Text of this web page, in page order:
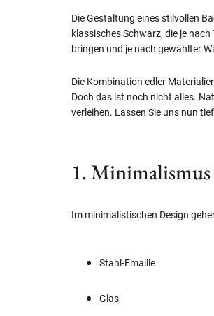
Die Gestaltung eines stilvollen
klassisches Schwarz, die je
bringen und je nach gewählter
Die Kombination edler
Doch das ist noch nicht alles.
verleihen. Lassen Sie uns nun
1.
Im minimalistischen Design
Stahl-Emaille
Glas